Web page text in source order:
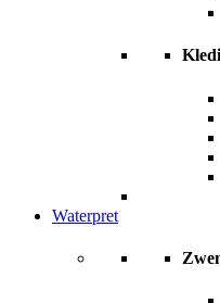
Waterpret